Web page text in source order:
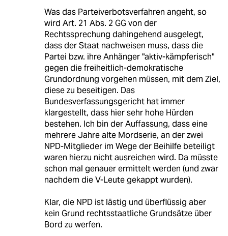
Was das Parteiverbotsverfahren angeht, so
wird Art. 21 Abs. 2 GG von der
Rechtssprechung dahingehend ausgelegt,
dass der Staat nachweisen muss, dass die
Partei bzw. ihre Anhänger "aktiv-kämpferisch"
gegen die freiheitlich-demokratische
Grundordnung vorgehen müssen, mit dem Ziel,
diese zu beseitigen. Das
Bundesverfassungsgericht hat immer
klargestellt, dass hier sehr hohe Hürden
bestehen. Ich bin der Auffassung, dass eine
mehrere Jahre alte Mordserie, an der zwei
NPD-Mitglieder im Wege der Beihilfe beteiligt
waren hierzu nicht ausreichen wird. Da müsste
schon mal genauer ermittelt werden (und zwar
nachdem die V-Leute gekappt wurden).
Klar, die NPD ist lästig und überflüssig aber
kein Grund rechtsstaatliche Grundsätze über
Bord zu werfen.